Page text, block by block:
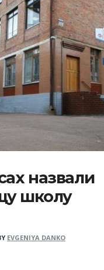
назвали
школу
EVGENIYA DANKO